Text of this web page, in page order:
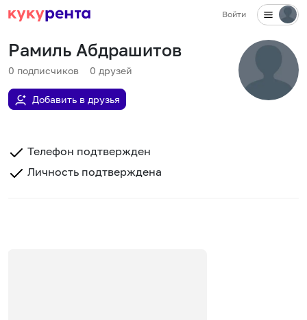
Войти
Рамиль Абдрашитов
0 подписчиков 0 друзей
Добавить в друзья
Телефон подтвержден
Личность подтверждена